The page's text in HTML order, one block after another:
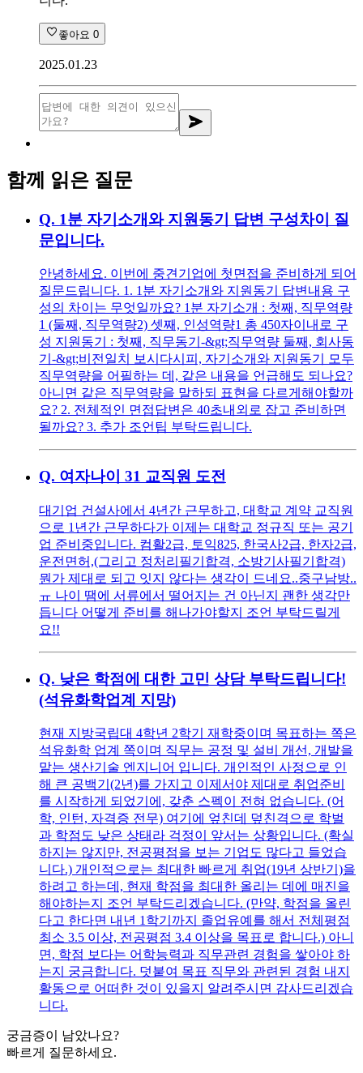
좋아요 0
2025.01.23
함께 읽은 질문
Q. 1분 자기소개와 지원동기 답변 구성차이 질
문입니다.
안녕하세요. 이번에 중견기업에 첫면접을 준비하게 되어
질문드립니다. 1. 1분 자기소개와 지원동기 답변내용 구
성의 차이는 무엇일까요? 1분 자기소개 : 첫째, 직무역량
1 (둘째, 직무역량2) 셋째, 인성역량1 총 450자이내로 구
성 지원동기 : 첫째, 직무동기-&gt;직무역량 둘째, 회사동
기-&gt;비전일치 보시다시피, 자기소개와 지원동기 모두
직무역량을 어필하는 데, 같은 내용을 언급해도 되나요?
아니면 같은 직무역량을 말하되 표현을 다르게해야할까
요? 2. 전체적인 면접답변은 40초내외로 잡고 준비하면
될까요? 3. 추가 조언팁 부탁드립니다.
Q. 여자나이 31 교직원 도전
대기업 건설사에서 4년간 근무하고, 대학교 계약 교직원
으로 1년간 근무하다가 이제는 대학교 정규직 또는 공기
업 준비중입니다. 컴활2급, 토익825, 한국사2급, 한자2급,
운전면허,(그리고 정처리필기합격, 소방기사필기합격)
뭔가 제대로 되고 잇지 않다는 생각이 드네요..중구남방..
ㅠ 나이 땜에 서류에서 떨어지는 건 아닌지 괜한 생각만
듭니다 어떻게 준비를 해나가야할지 조언 부탁드릴게
요!!
Q. 낮은 학점에 대한 고민 상담 부탁드립니다!
(석유화학업계 지망)
현재 지방국립대 4학년 2학기 재학중이며 목표하는 쪽은
석유화학 업계 쪽이며 직무는 공정 및 설비 개선, 개발을
맡는 생산기술 엔지니어 입니다. 개인적인 사정으로 인
해 큰 공백기(2년)를 가지고 이제서야 제대로 취업준비
를 시작하게 되었기에, 갖춘 스펙이 전혀 없습니다. (어
학, 인턴, 자격증 전무) 여기에 엎친데 덮친격으로 학벌
과 학점도 낮은 상태라 걱정이 앞서는 상황입니다. (확실
하지는 않지만, 전공평점을 보는 기업도 많다고 들었습
니다.) 개인적으로는 최대한 빠르게 취업(19년 상반기)을
하려고 하는데, 현재 학점을 최대한 올리는 데에 매진을
해야하는지 조언 부탁드리겠습니다. (만약, 학점을 올린
다고 한다면 내년 1학기까지 졸업유예를 해서 전체평점
최소 3.5 이상, 전공평점 3.4 이상을 목표로 합니다.) 아니
면, 학점 보다는 어학능력과 직무관련 경험을 쌓아야 하
는지 궁금합니다. 덧붙여 목표 직무와 관련된 경험 내지
활동으로 어떠한 것이 있을지 알려주시면 감사드리겠습
니다.
궁금증이 남았나요?
빠르게 질문하세요.